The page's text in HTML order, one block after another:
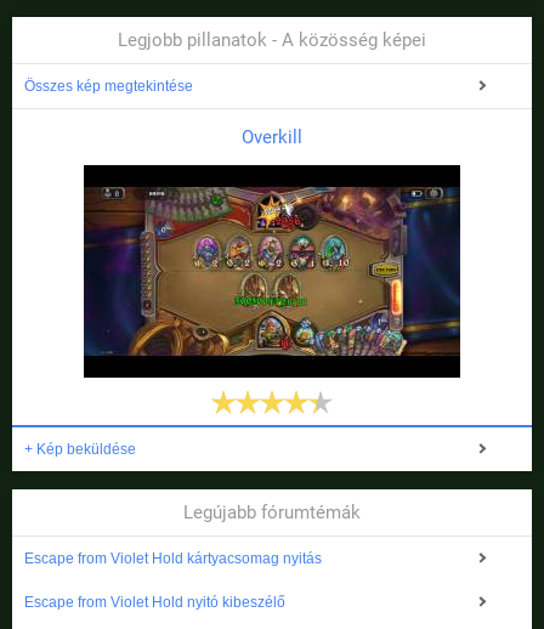
Legjobb pillanatok - A közösség képei
Összes kép megtekintése
Overkill
+ Kép beküldése
Legújabb fórumtémák
Escape from Violet Hold kártyacsomag nyitás
Escape from Violet Hold nyitó kibeszélő